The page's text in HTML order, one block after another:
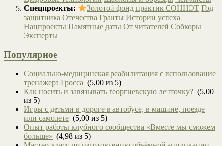
Спецпроекты:
Золотой фонд практик СОННЭТ Год
защитника Отечества Гранты Истории успеха
Нацпроекты Памятные даты От читателей Собкоры
Эксперты
Популярное
Социально-медицинская реабилитация с использование
тренажера Гросса (5,00 из 5)
Как носить и завязывать георгиевскую ленточку? (5,00
из 5)
Игры с детьми в дороге в автобусе, в машине, поезде
или самолете (5,00 из 5)
Опыт работы клубного сообщества «Вместе мы сможем
больше» (4,98 из 5)